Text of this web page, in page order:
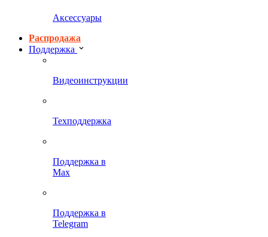
Аксессуары
Распродажа
Поддержка
Видеоинструкции
Техподдержка
Поддержка в
Max
Поддержка в
Telegram